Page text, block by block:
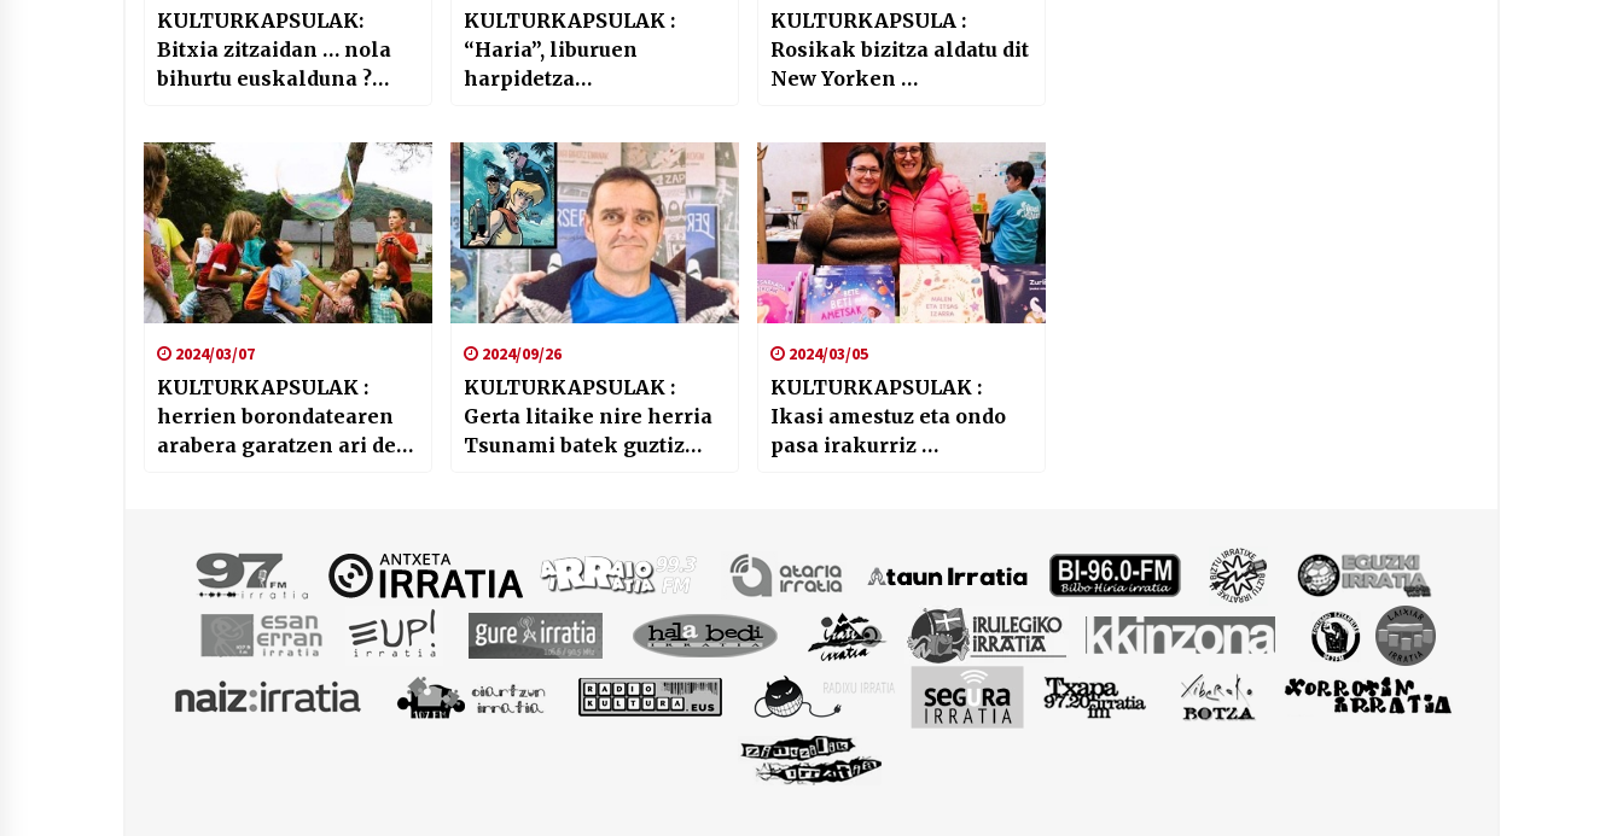
KULTURKAPSULAK:
Bitxia zitzaidan … nola
bihurtu euskalduna ?
KULTURKAPSULAK :
“Haria”, liburuen
harpidetza
sustatzeko !
KULTURKAPSULA :
Rosikak bizitza aldatu dit
New Yorken …
2024/03/07
KULTURKAPSULAK :
herrien borondatearen
arabera garatzen ari den
2024/09/26
KULTURKAPSULAK :
Gerta litaike nire herria
Tsunami batek guztiz
2024/03/05
KULTURKAPSULAK :
Ikasi amestuz eta ondo
pasa irakurriz …